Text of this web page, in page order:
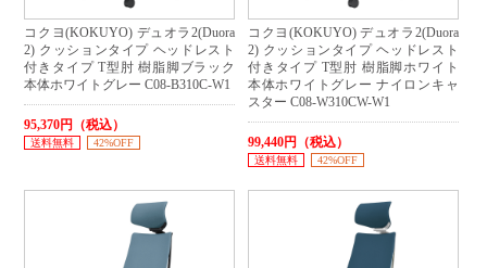
コクヨ(KOKUYO) デュオラ2(Duora
2) クッションタイプ ヘッドレスト
付きタイプ T型肘 樹脂脚ブラック
本体ホワイトグレー C08-B310C-W1
95,370円（税込）
送料無料 42%OFF
コクヨ(KOKUYO) デュオラ2(Duora
2) クッションタイプ ヘッドレスト
付きタイプ T型肘 樹脂脚ホワイト
本体ホワイトグレー ナイロンキャ
スター C08-W310CW-W1
99,440円（税込）
送料無料 42%OFF